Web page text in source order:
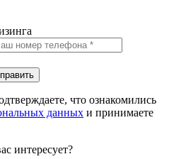
что ознакомились
данных и принимаете
интересует?